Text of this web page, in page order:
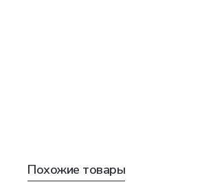
Похожие товары